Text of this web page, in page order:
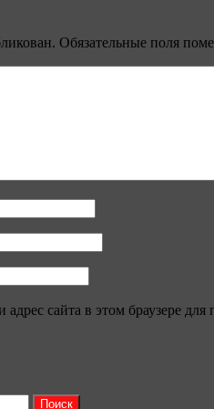
Обязательные поля
сайта в этом браузере